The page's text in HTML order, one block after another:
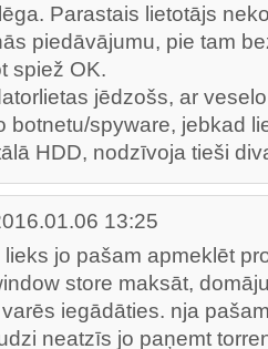
Parastais lietotājs
piedāvājumu, pie tam
spiež OK.
jēdzošs, ar
botnetu/spyware, jebkad
HDD, nodzīvoja tieši
13:25
jo pašam apmeklēt
store maksāt,
iegādāties. nja
neatzīs jo paņemt